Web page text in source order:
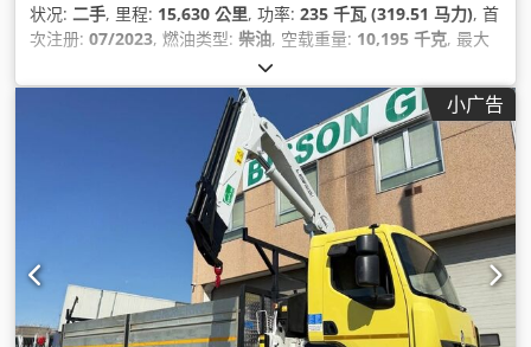
状况: 二手, 里程: 15,630 公里, 功率: 235 千瓦 (319.51 马力), 首
次注册: 07/2023, 燃油类型: 柴油, 空载重量: 10,195 千克, 最大
18,000 千克
检验 (TÜV):04/2026, 刹车:恒定油门, 颜色:白色, 驾驶室:日间
, 排放等级: , 悬挂系统:钢, 座位数量:
4,600 毫米 , 装载空间宽度:2,480 毫米, 货舱高
中央锁, 全轮驱动, 动力转向, 定速巡航, 差速
锁, 拖车连接装置, 牵引力控制, 空调, 起重机, 车载电脑, 防抱死制
动系统 (ABS), 附加前照灯, 雾灯, 驾驶室,
小广告